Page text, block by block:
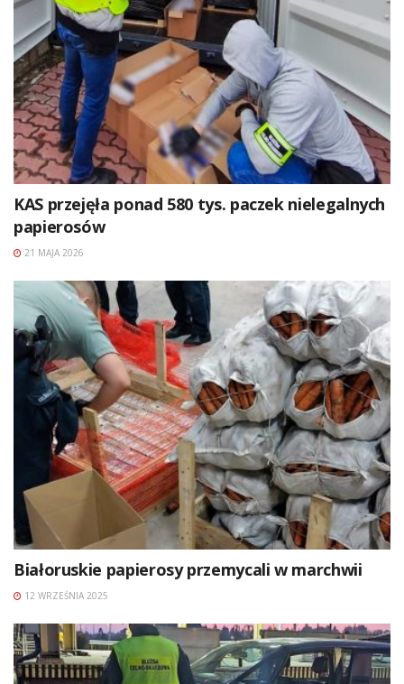
KAS przejęła ponad 580 tys. paczek nielegalnych
papierosów
21 MAJA 2026
Białoruskie papierosy przemycali w marchwii
12 WRZEŚNIA 2025